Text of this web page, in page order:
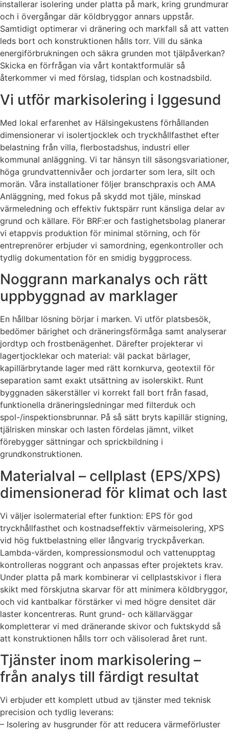
installerar isolering under platta på mark, kring grundmurar
och i övergångar där köldbryggor annars uppstår.
Samtidigt optimerar vi dränering och markfall så att vatten
leds bort och konstruktionen hålls torr. Vill du sänka
energiförbrukningen och säkra grunden mot tjälpåverkan?
Skicka en förfrågan via vårt kontaktformulär så
återkommer vi med förslag, tidsplan och kostnadsbild.
Vi utför markisolering i Iggesund
Med lokal erfarenhet av Hälsingekustens förhållanden
dimensionerar vi isolertjocklek och tryckhållfasthet efter
belastning från villa, flerbostadshus, industri eller
kommunal anläggning. Vi tar hänsyn till säsongsvariationer,
höga grundvattennivåer och jordarter som lera, silt och
morän. Våra installationer följer branschpraxis och AMA
Anläggning, med fokus på skydd mot tjäle, minskad
värmeledning och effektiv fuktspärr runt känsliga delar av
grund och källare. För BRF:er och fastighetsbolag planerar
vi etappvis produktion för minimal störning, och för
entreprenörer erbjuder vi samordning, egenkontroller och
tydlig dokumentation för en smidig byggprocess.
Noggrann markanalys och rätt
uppbyggnad av marklager
En hållbar lösning börjar i marken. Vi utför platsbesök,
bedömer bärighet och dräneringsförmåga samt analyserar
jordtyp och frostbenägenhet. Därefter projekterar vi
lagertjocklekar och material: väl packat bärlager,
kapillärbrytande lager med rätt kornkurva, geotextil för
separation samt exakt utsättning av isolerskikt. Runt
byggnaden säkerställer vi korrekt fall bort från fasad,
funktionella dräneringsledningar med filterduk och
spol-/inspektionsbrunnar. På så sätt bryts kapillär stigning,
tjälrisken minskar och lasten fördelas jämnt, vilket
förebygger sättningar och sprickbildning i
grundkonstruktionen.
Materialval – cellplast (EPS/XPS)
dimensionerad för klimat och last
Vi väljer isolermaterial efter funktion: EPS för god
tryckhållfasthet och kostnadseffektiv värmeisolering, XPS
vid hög fuktbelastning eller långvarig tryckpåverkan.
Lambda-värden, kompressionsmodul och vattenupptag
kontrolleras noggrant och anpassas efter projektets krav.
Under platta på mark kombinerar vi cellplastskivor i flera
skikt med förskjutna skarvar för att minimera köldbryggor,
och vid kantbalkar förstärker vi med högre densitet där
laster koncentreras. Runt grund- och källarväggar
kompletterar vi med dränerande skivor och fuktskydd så
att konstruktionen hålls torr och välisolerad året runt.
Tjänster inom markisolering –
från analys till färdigt resultat
Vi erbjuder ett komplett utbud av tjänster med teknisk
precision och tydlig leverans:
– Isolering av husgrunder för att reducera värmeförluster